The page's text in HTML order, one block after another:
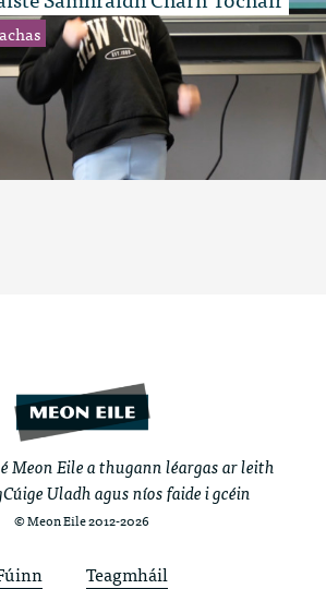
Meon Eile a thugann léargas ar leith
Uladh agus níos faide i gcéin
© Meon Eile 2012-2026
Teagmháil